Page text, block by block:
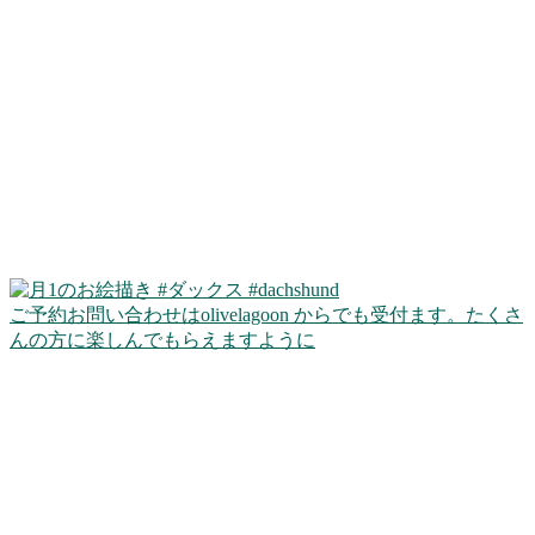
ご予約お問い合わせはolivelagoon からでも受付ます。たくさ
んの方に楽しんでもらえますように